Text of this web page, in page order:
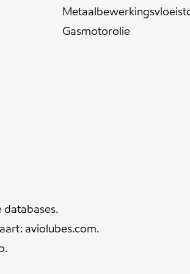
Gasmotorolie
databases.
aviolubes.com.
.